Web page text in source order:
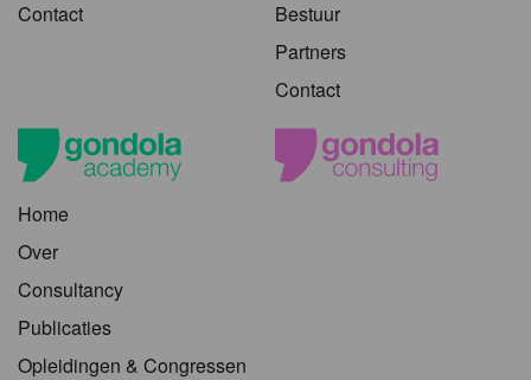
Contact
Bestuur
Partners
Contact
Home
Over
Consultancy
Publicaties
Opleidingen & Congressen